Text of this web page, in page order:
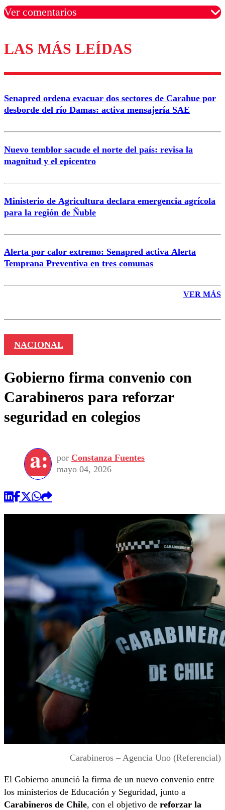
Ver comentarios
Los comentarios son moderados para garantizar un
diálogo respetuoso.
Correo
LAS MÁS LEÍDAS
Senapred ordena evacuar dos sectores de Carahue por
desborde del río Damas: activa mensajería SAE
Nuevo temblor sacude el norte del país: revisa la
magnitud y el epicentro
Ministerio de Agricultura declara emergencia agrícola
para la región de Ñuble
Alerta por calor extremo: Senapred activa Alerta
Temprana Preventiva en tres comunas
VER MÁS
NACIONAL
Gobierno firma convenio con
Carabineros para reforzar
seguridad en colegios
por Constanza Fuentes
mayo 04, 2026
Carabineros – Agencia Uno (Referencial)
El Gobierno anunció la firma de un nuevo convenio entre
los ministerios de Educación y Seguridad, junto a
Carabineros de Chile, con el objetivo de reforzar la